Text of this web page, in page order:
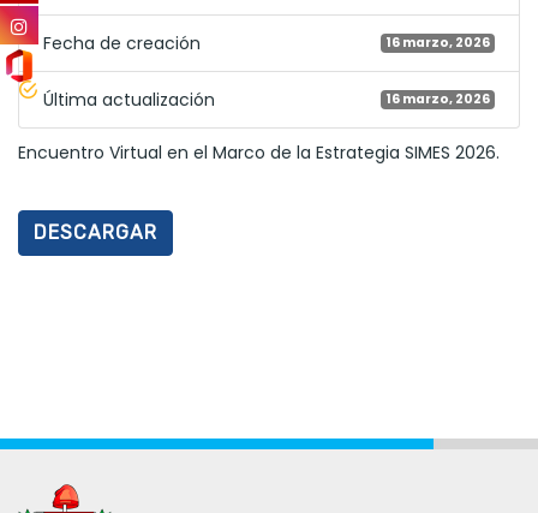
Fecha de creación 16 marzo, 2026
Última actualización 16 marzo, 2026
Encuentro Virtual en el Marco de la Estrategia SIMES 2026.
DESCARGAR